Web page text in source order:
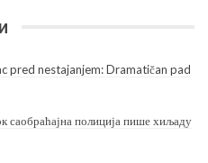
pred nestajanjem: Dramatičan pad
саобраћајна полиција пише хиљаду